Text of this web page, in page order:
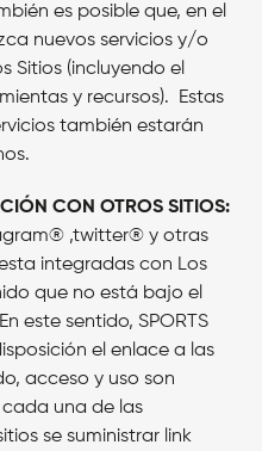
es posible que, en el
nuevos servicios y/o
Sitios (incluyendo el
y recursos). Estas
también estarán
CON OTROS SITIOS:
,twitter® y otras
integradas con Los
que no está bajo el
este sentido, SPORTS
el enlace a las
acceso y uso son
una de las
se suministrar link